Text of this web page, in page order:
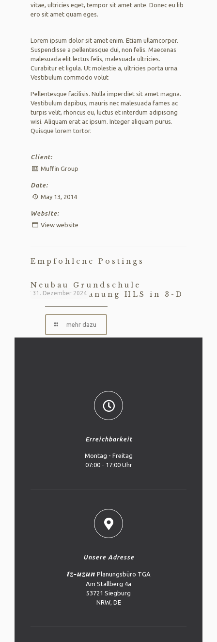
vitae, ultricies eget, tempor sit amet ante. Donec eu lib
ero sit amet quam eges.
Lorem ipsum dolor sit amet enim. Etiam ullamcorper.
Suspendisse a pellentesque dui, non felis. Maecenas
malesuada elit lectus felis, malesuada ultricies.
Curabitur et ligula. Ut molestie a, ultricies porta urna.
Vestibulum commodo volut
Pellentesque facilisis. Nulla imperdiet sit amet magna.
Vestibulum dapibus, mauris nec malesuada fames ac
turpis velit, rhoncus eu, luctus et interdum adipiscing
wisi. Aliquam erat ac ipsum. Integer aliquam purus.
Quisque lorem tortor.
Client:
Muffin Group
Date:
May 13, 2014
Website:
View website
Empfohlene Postings
31. Dezember 2024
Neubau Grundschule
Velbert, Planung HLS in 3-D
mehr dazu
Erreichbarkeit
Montag - Freitag
07:00 - 17:00 Uhr
Unsere Adresse
tz-uzun Planungsbüro TGA
Am Stallberg 4a
53721 Siegburg
NRW, DE